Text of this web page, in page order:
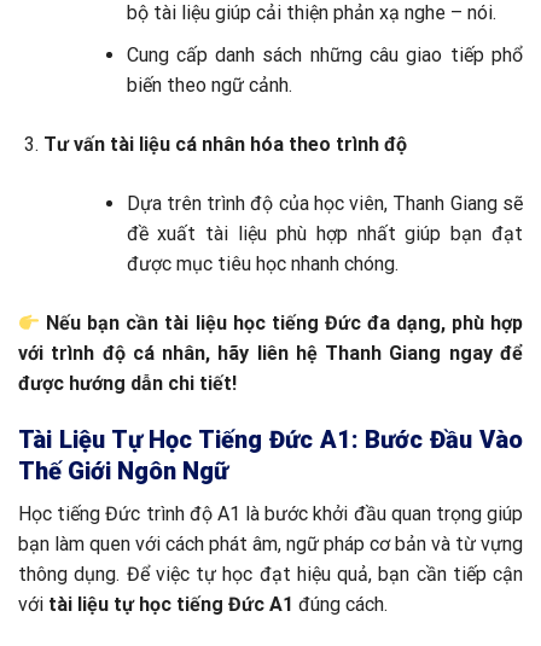
bộ tài liệu giúp cải thiện phản xạ nghe – nói.
Cung cấp danh sách những câu giao tiếp phổ
biến theo ngữ cảnh.
Tư vấn tài liệu cá nhân hóa theo trình độ
Dựa trên trình độ của học viên, Thanh Giang sẽ
đề xuất tài liệu phù hợp nhất giúp bạn đạt
được mục tiêu học nhanh chóng.
Nếu bạn cần tài liệu học tiếng Đức đa dạng, phù hợp
với trình độ cá nhân, hãy liên hệ Thanh Giang ngay để
được hướng dẫn chi tiết!
Tài Liệu Tự Học Tiếng Đức A1: Bước Đầu Vào
Thế Giới Ngôn Ngữ
Học tiếng Đức trình độ A1 là bước khởi đầu quan trọng giúp
bạn làm quen với cách phát âm, ngữ pháp cơ bản và từ vựng
thông dụng. Để việc tự học đạt hiệu quả, bạn cần tiếp cận
với tài liệu tự học tiếng Đức A1 đúng cách.